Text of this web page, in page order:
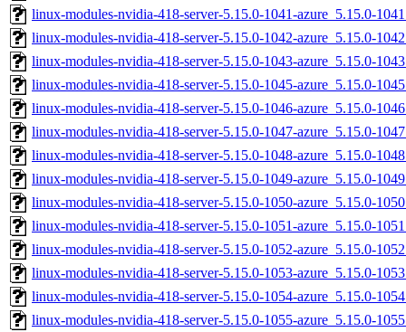
linux-modules-nvidia-418-server-5.15.0-1041-azure_5.15.0-
linux-modules-nvidia-418-server-5.15.0-1042-azure_5.15.0-
linux-modules-nvidia-418-server-5.15.0-1043-azure_5.15.0-
linux-modules-nvidia-418-server-5.15.0-1045-azure_5.15.0-
linux-modules-nvidia-418-server-5.15.0-1046-azure_5.15.0-
linux-modules-nvidia-418-server-5.15.0-1047-azure_5.15.0-
linux-modules-nvidia-418-server-5.15.0-1048-azure_5.15.0-
linux-modules-nvidia-418-server-5.15.0-1049-azure_5.15.0-
linux-modules-nvidia-418-server-5.15.0-1050-azure_5.15.0-
linux-modules-nvidia-418-server-5.15.0-1051-azure_5.15.0-
linux-modules-nvidia-418-server-5.15.0-1052-azure_5.15.0-
linux-modules-nvidia-418-server-5.15.0-1053-azure_5.15.0-
linux-modules-nvidia-418-server-5.15.0-1054-azure_5.15.0-
linux-modules-nvidia-418-server-5.15.0-1055-azure_5.15.0-